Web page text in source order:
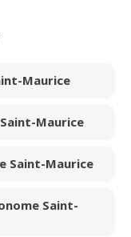
Maurice
Saint-Maurice
Saint-Maurice
Saint-